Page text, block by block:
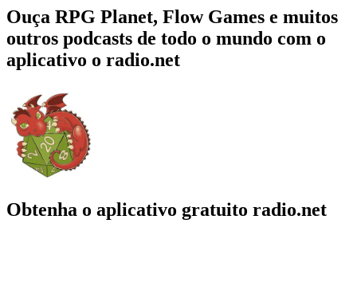
Ouça RPG Planet, Flow Games e muitos
outros podcasts de todo o mundo com o
aplicativo o radio.net
Obtenha o aplicativo gratuito radio.net